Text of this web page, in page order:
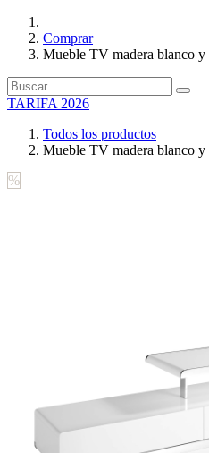
Comprar
Mueble TV madera blanco y
TARIFA 2026
Todos los productos
Mueble TV madera blanco y
%